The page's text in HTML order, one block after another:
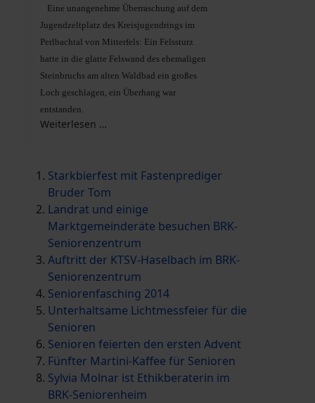
Eine unangenehme Überraschung auf dem
Jugendzeltplatz des Kreisjugendrings im
Perlbachtal von Mitterfels: Ein Felssturz
hatte in die glatte Felswand des ehemaligen
Steinbruchs am alten Waldbad ein großes
Loch geschlagen, ein Überhang war
entstanden.
Weiterlesen …
Starkbierfest mit Fastenprediger
Bruder Tom
Landrat und einige
Marktgemeinderäte besuchen BRK-
Seniorenzentrum
Auftritt der KTSV-Haselbach im BRK-
Seniorenzentrum
Seniorenfasching 2014
Unterhaltsame Lichtmessfeier für die
Senioren
Senioren feierten den ersten Advent
Fünfter Martini-Kaffee für Senioren
Sylvia Molnar ist Ethikberaterin im
BRK-Seniorenheim